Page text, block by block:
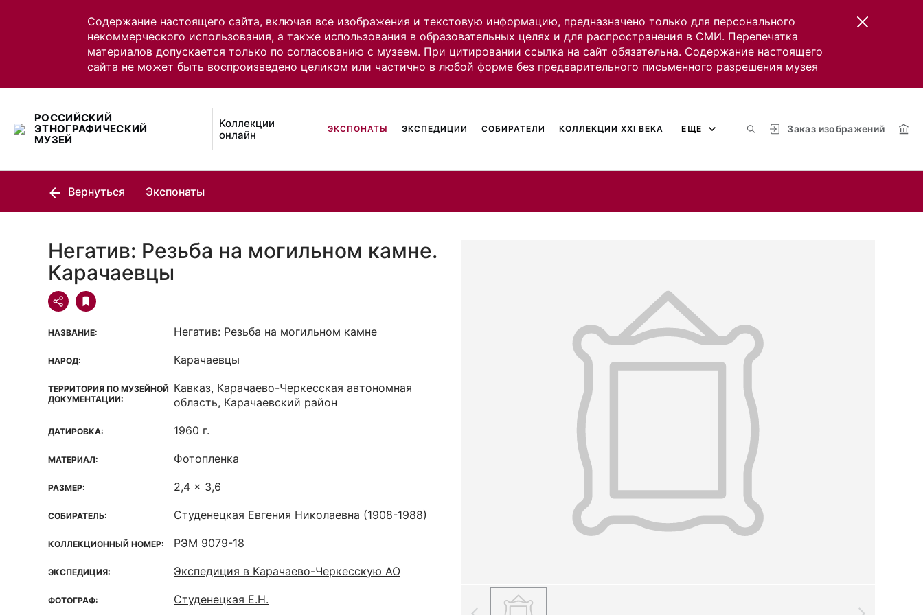
Содержание настоящего сайта, включая все изображения и текстовую информацию, предназначено только для персонального
некоммерческого использования, а также использования в образовательных целях и для распространения в СМИ. Перепечатка
материалов допускается только по согласованию с музеем. При цитировании ссылка на сайт обязательна. Содержание настоящего
сайта не может быть воспроизведено целиком или частично в любой форме без предварительного письменного разрешения музея
РОССИЙСКИЙ
ЭТНОГРАФИЧЕСКИЙ
МУЗЕЙ
Коллекции
онлайн
Заказ изображений
ЭКСПОНАТЫ ЭКСПЕДИЦИИ СОБИРАТЕЛИ КОЛЛЕКЦИИ XXI ВЕКА ЕЩЕ
Вернуться Экспонаты
Негатив: Резьба на могильном камне.
Карачаевцы
НАЗВАНИЕ: Негатив: Резьба на могильном камне
НАРОД: Карачаевцы
ТЕРРИТОРИЯ ПО МУЗЕЙНОЙ
ДОКУМЕНТАЦИИ:
Кавказ, Карачаево-Черкесская автономная
область, Карачаевский район
ДАТИРОВКА: 1960 г.
МАТЕРИАЛ: Фотопленка
РАЗМЕР: 2,4 x 3,6
СОБИРАТЕЛЬ: Студенецкая Евгения Николаевна (1908-1988)
КОЛЛЕКЦИОННЫЙ НОМЕР: РЭМ 9079-18
ЭКСПЕДИЦИЯ: Экспедиция в Карачаево-Черкесскую АО
ФОТОГРАФ: Студенецкая Е.Н.